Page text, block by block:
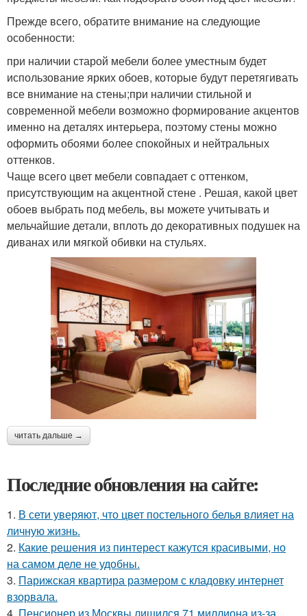
Прежде всего, обратите внимание на следующие
особенности:
при наличии старой мебели более уместным будет
использование ярких обоев, которые будут перетягивать
все внимание на стены;при наличии стильной и
современной мебели возможно формирование акцентов
именно на деталях интерьера, поэтому стены можно
оформить обоями более спокойных и нейтральных
оттенков.
Чаще всего цвет мебели совпадает с оттенком,
присутствующим на акцентной стене . Решая, какой цвет
обоев выбрать под мебель, вы можете учитывать и
мельчайшие детали, вплоть до декоративных подушек на
диванах или мягкой обивки на стульях.
читать дальше →
Последние обновления на сайте:
1. В сети уверяют, что цвет постельного белья влияет на
личную жизнь.
2. Какие решения из пинтерест кажутся красивыми, но
на самом деле не удобны.
3. Парижская квартира размером с кладовку интернет
взорвала.